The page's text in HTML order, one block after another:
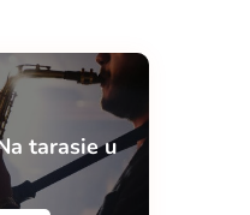
tarasie u